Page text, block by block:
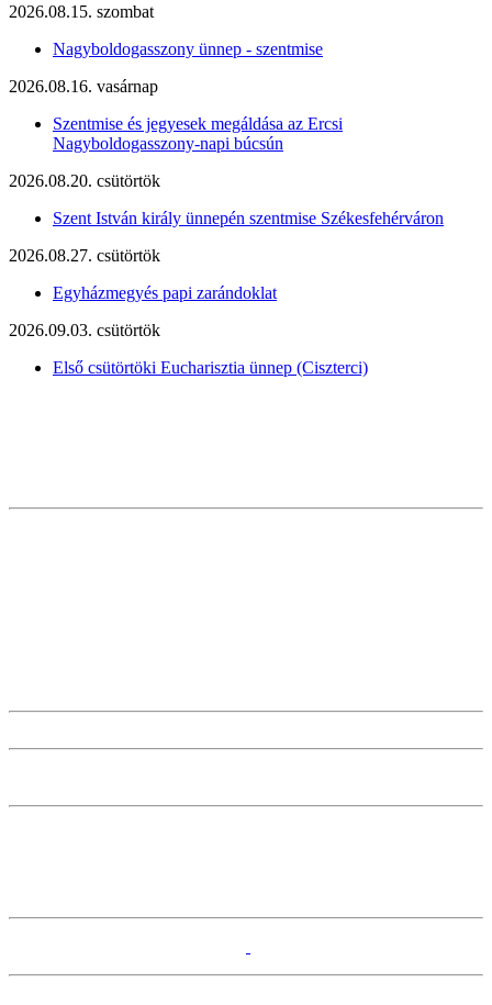
2026.08.15. szombat
Nagyboldogasszony ünnep - szentmise
2026.08.16. vasárnap
Szentmise és jegyesek megáldása az Ercsi
Nagyboldogasszony-napi búcsún
2026.08.20. csütörtök
Szent István király ünnepén szentmise Székesfehérváron
2026.08.27. csütörtök
Egyházmegyés papi zarándoklat
2026.09.03. csütörtök
Első csütörtöki Eucharisztia ünnep (Ciszterci)